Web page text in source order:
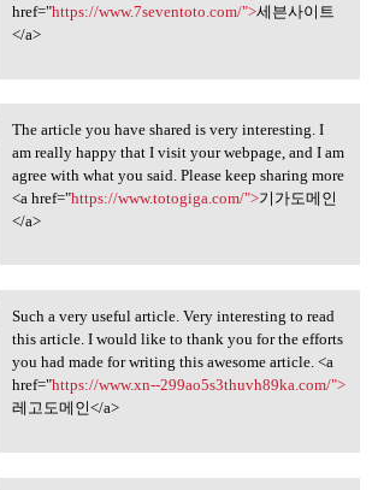
href="https://www.7seventoto.com/">세븐사이트
</a>
article you have shared
The article you have shared is very interesting. I
am really happy that I visit your webpage, and I am
agree with what you said. Please keep sharing more
<a href="https://www.totogiga.com/">기가도메인
</a>
a very useful article.
Such a very useful article. Very interesting to read
this article. I would like to thank you for the efforts
you had made for writing this awesome article. <a
href="https://www.xn--299ao5s3thuvh89ka.com/">
레고도메인</a>